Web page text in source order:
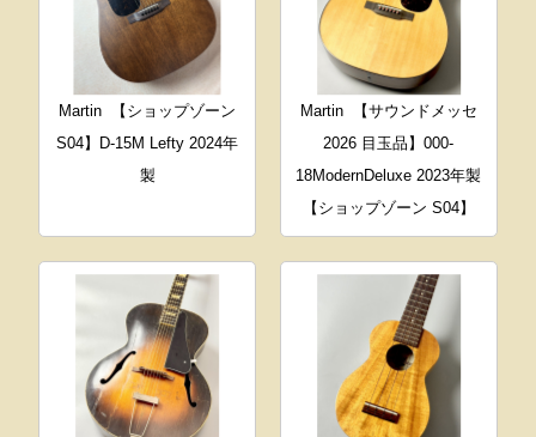
Martin
【ショップゾーン
S04】D-15M Lefty 2024年
製
Martin
【サウンドメッセ
2026 目玉品】000-
18ModernDeluxe 2023年製
【ショップゾーン S04】